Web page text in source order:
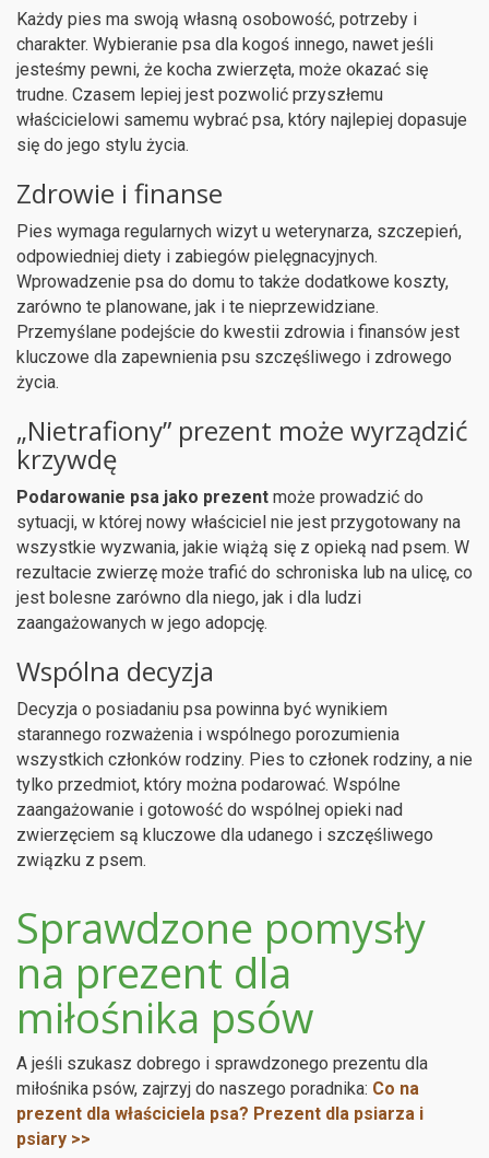
Każdy pies ma swoją własną osobowość, potrzeby i
charakter. Wybieranie psa dla kogoś innego, nawet jeśli
jesteśmy pewni, że kocha zwierzęta, może okazać się
trudne. Czasem lepiej jest pozwolić przyszłemu
właścicielowi samemu wybrać psa, który najlepiej dopasuje
się do jego stylu życia.
Zdrowie i finanse
Pies wymaga regularnych wizyt u weterynarza, szczepień,
odpowiedniej diety i zabiegów pielęgnacyjnych.
Wprowadzenie psa do domu to także dodatkowe koszty,
zarówno te planowane, jak i te nieprzewidziane.
Przemyślane podejście do kwestii zdrowia i finansów jest
kluczowe dla zapewnienia psu szczęśliwego i zdrowego
życia.
„Nietrafiony” prezent może wyrządzić
krzywdę
Podarowanie psa jako prezent może prowadzić do
sytuacji, w której nowy właściciel nie jest przygotowany na
wszystkie wyzwania, jakie wiążą się z opieką nad psem. W
rezultacie zwierzę może trafić do schroniska lub na ulicę, co
jest bolesne zarówno dla niego, jak i dla ludzi
zaangażowanych w jego adopcję.
Wspólna decyzja
Decyzja o posiadaniu psa powinna być wynikiem
starannego rozważenia i wspólnego porozumienia
wszystkich członków rodziny. Pies to członek rodziny, a nie
tylko przedmiot, który można podarować. Wspólne
zaangażowanie i gotowość do wspólnej opieki nad
zwierzęciem są kluczowe dla udanego i szczęśliwego
związku z psem.
Sprawdzone pomysły
na prezent dla
miłośnika psów
A jeśli szukasz dobrego i sprawdzonego prezentu dla
miłośnika psów, zajrzyj do naszego poradnika: Co na
prezent dla właściciela psa? Prezent dla psiarza i
psiary >>